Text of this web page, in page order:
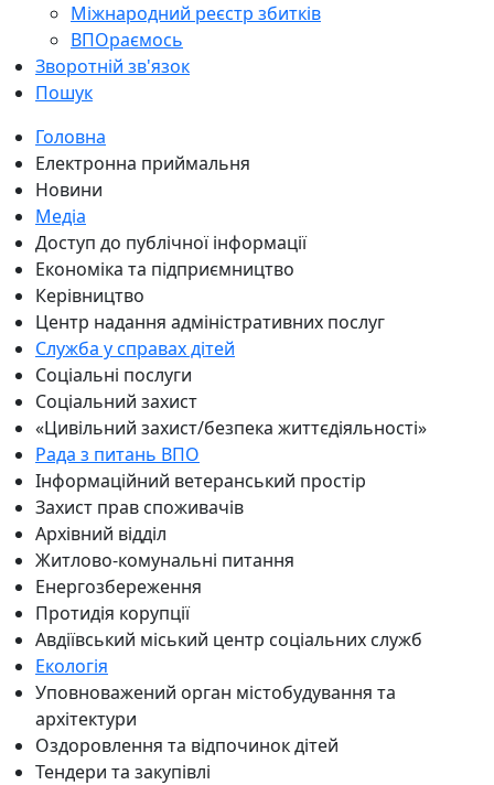
Міжнародний реєстр збитків
ВПОраємось
Зворотній зв'язок
Пошук
Головна
Електронна приймальня
Новини
Медіа
Доступ до публічної інформації
Економіка та підприємництво
Керівництво
Центр надання адміністративних послуг
Служба у справах дітей
Соціальні послуги
Соціальний захист
«Цивільний захист/безпека життєдіяльності»
Рада з питань ВПО
Інформаційний ветеранський простір
Захист прав споживачів
Архівний відділ
Житлово-комунальні питання
Енергозбереження
Протидія корупції
Авдіївський міський центр соціальних служб
Екологія
Уповноважений орган містобудування та
архітектури
Оздоровлення та відпочинок дітей
Тендери та закупівлі